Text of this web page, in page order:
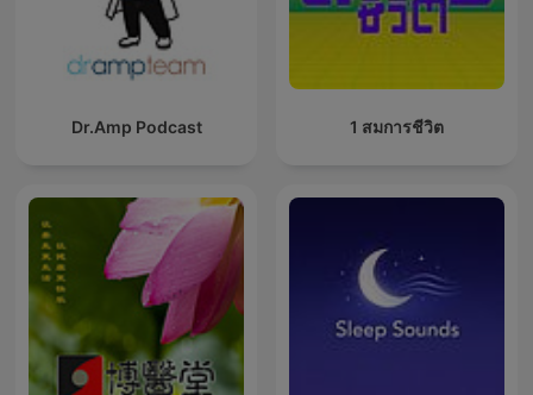
Dr.Amp Podcast 1 สมการชีวิต